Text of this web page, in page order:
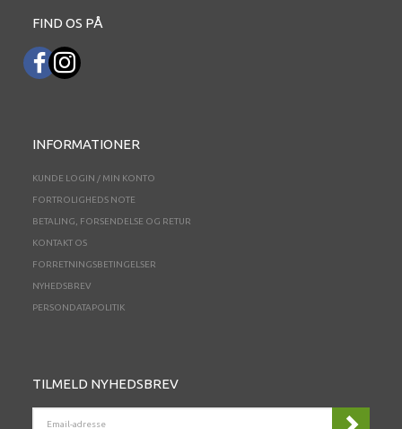
FIND OS PÅ
INFORMATIONER
KUNDE LOGIN / MIN KONTO
FORTROLIGHEDS NOTE
BETALING, FORSENDELSE OG RETUR
KONTAKT OS
FORRETNINGSBETINGELSER
NYHEDSBREV
PERSONDATAPOLITIK
TILMELD NYHEDSBREV
ADRESSE